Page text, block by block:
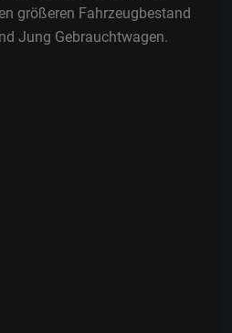
größeren Fahrzeugbestand
Jung Gebrauchtwagen.